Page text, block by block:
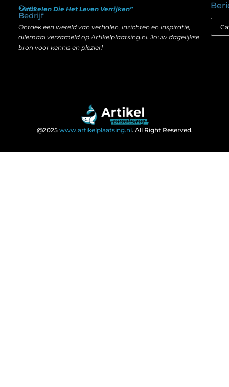
Over
Bedrijf
“Artikelen Die Het Leven Verrijken”
Ontdek een wereld van verhalen, inzichten en inspiratie,
allemaal verzameld op Artikelplaatsing.nl. Jouw dagelijkse
bron voor kennis en plezier!
@2025 www.artikelplaatsing.nl. All Right Reserved.